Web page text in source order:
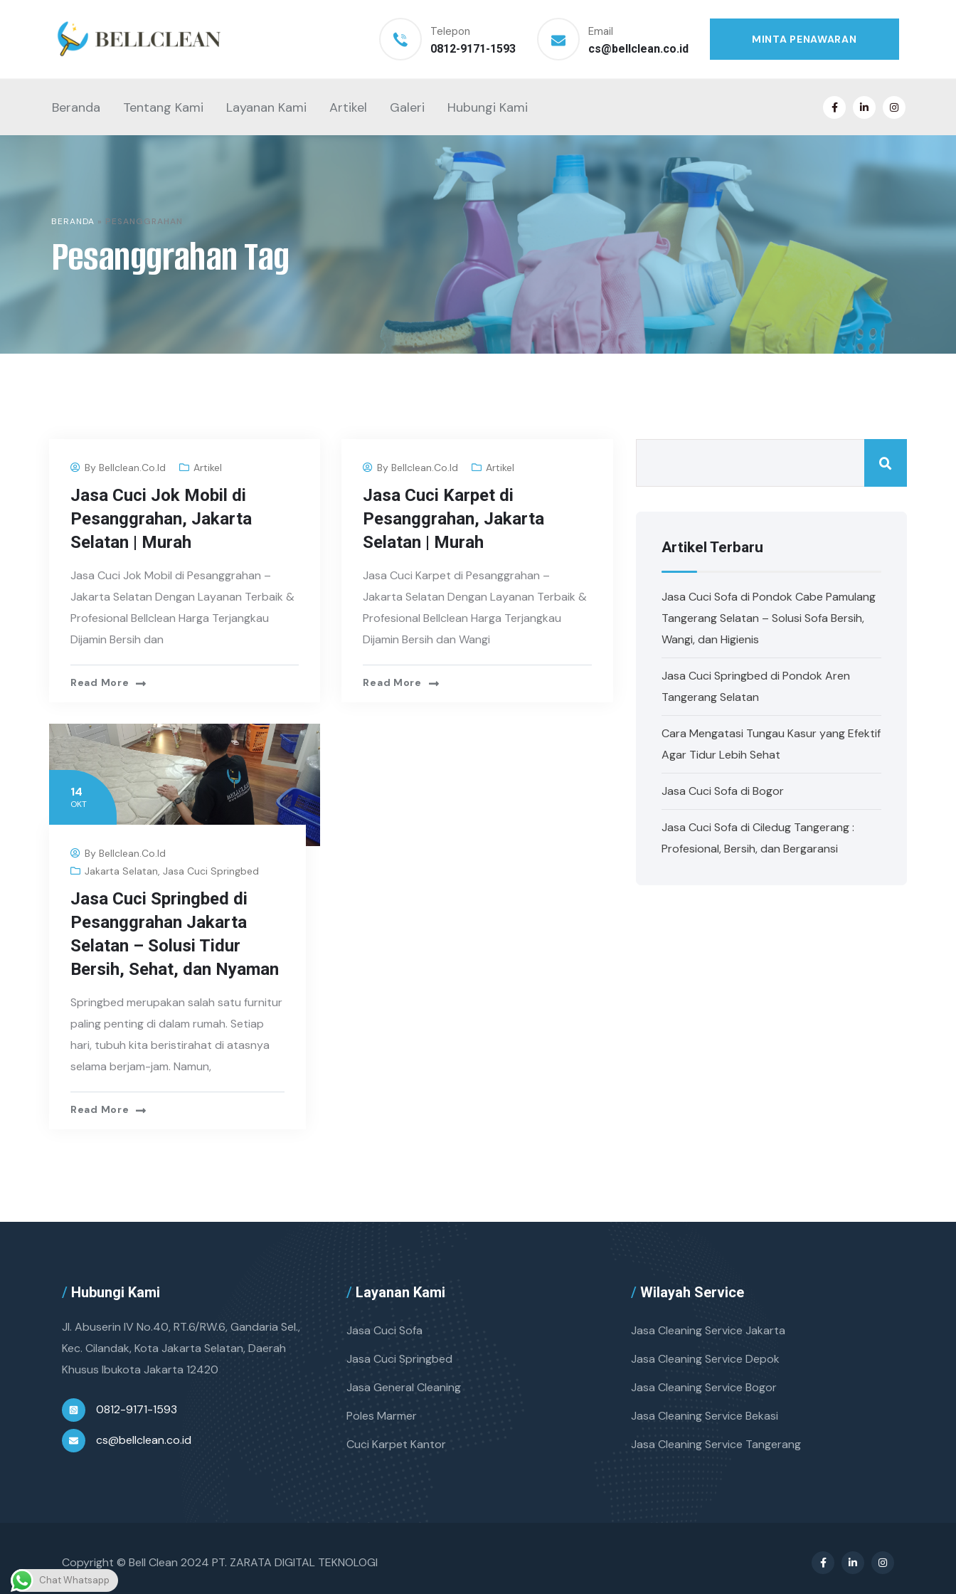
Telepon
0812-9171-1593
Email
cs@bellclean.co.id
MINTA PENAWARAN
Beranda Tentang Kami Layanan Kami Artikel Galeri Hubungi Kami
BERANDA » PESANGGRAHAN
Pesanggrahan Tag
By Bellclean.co.id Artikel
Jasa Cuci Jok Mobil di
Pesanggrahan, Jakarta
Selatan | Murah
Jasa Cuci Jok Mobil di Pesanggrahan –
Jakarta Selatan Dengan Layanan Terbaik &
Profesional Bellclean Harga Terjangkau
Dijamin Bersih dan
Read More
ByBellclean.co.id Artikel
Jasa Cuci Karpet di
Pesanggrahan, Jakarta
Selatan | Murah
Jasa Cuci Karpet di Pesanggrahan –
Jakarta Selatan Dengan Layanan Terbaik &
Profesional Bellclean Harga Terjangkau
Dijamin Bersih dan Wangi
Read More
14
OKT
By Bellclean.co.id
Jakarta Selatan, Jasa Cuci Springbed
Jasa Cuci Springbed di
Pesanggrahan Jakarta
Selatan – Solusi Tidur
Bersih, Sehat, dan Nyaman
Springbed merupakan salah satu furnitur
paling penting di dalam rumah. Setiap
hari, tubuh kita beristirahat di atasnya
selama berjam-jam. Namun,
Read More
Artikel Terbaru
Jasa Cuci Sofa di Pondok Cabe Pamulang
Tangerang Selatan – Solusi Sofa Bersih,
Wangi, dan Higienis
Jasa Cuci Springbed di Pondok Aren
Tangerang Selatan
Cara Mengatasi Tungau Kasur yang Efektif
Agar Tidur Lebih Sehat
Jasa Cuci Sofa di Bogor
Jasa Cuci Sofa di Ciledug Tangerang :
Profesional, Bersih, dan Bergaransi
/ Hubungi Kami
Jl. Abuserin IV No.40, RT.6/RW.6, Gandaria Sel.,
Kec. Cilandak, Kota Jakarta Selatan, Daerah
Khusus Ibukota Jakarta 12420
0812-9171-1593
cs@bellclean.co.id
/Layanan Kami
Jasa Cuci Sofa
Jasa Cuci Springbed
Jasa General Cleaning
Poles Marmer
Cuci Karpet Kantor
/Wilayah Service
Jasa Cleaning Service Jakarta
Jasa Cleaning Service Depok
Jasa Cleaning Service Bogor
Jasa Cleaning Service Bekasi
Jasa Cleaning Service Tangerang
Copyright © Bell Clean 2024 PT. ZARATA DIGITAL TEKNOLOGI
Chat Whatsapp